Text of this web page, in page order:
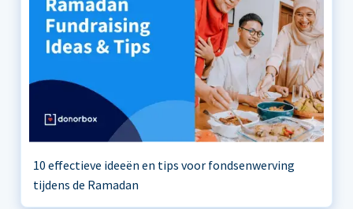
10 effectieve ideeën en tips voor fondsenwerving
tijdens de Ramadan